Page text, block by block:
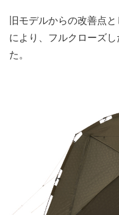
旧モデルからの改善点
により、フルクローズ
た。